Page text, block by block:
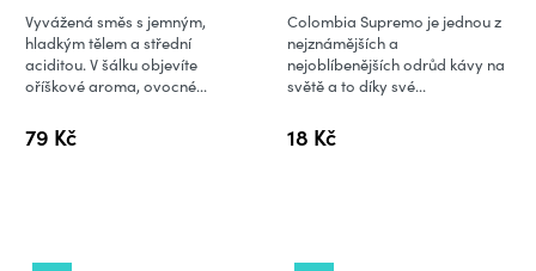
79 Kč
Vyvážená směs s jemným,
hladkým tělem a střední
aciditou. V šálku objevíte
oříškové aroma, ovocné...
18 Kč
Colombia Supremo je jednou z
nejznámějších a
nejoblíbenějších odrůd kávy na
světě a to díky své...